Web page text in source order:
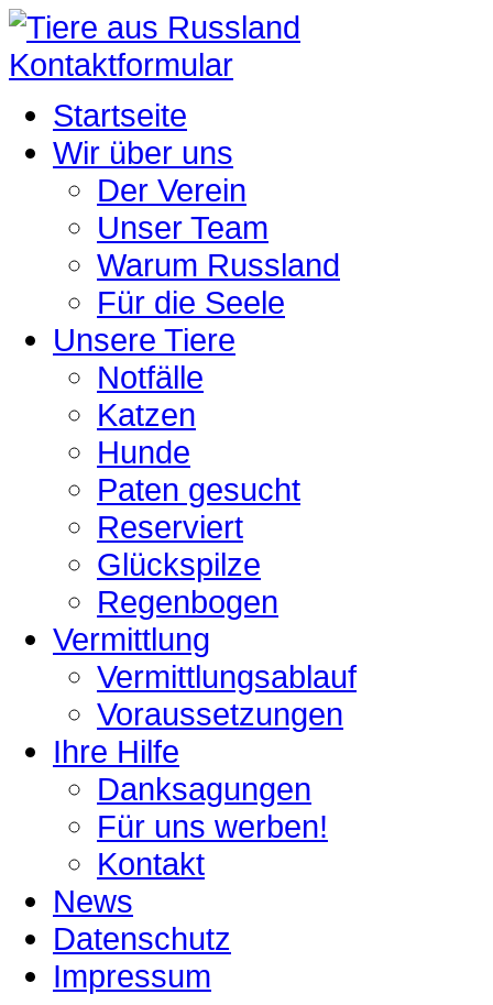
Kontaktformular
Startseite
Wir über uns
Der Verein
Unser Team
Warum Russland
Für die Seele
Unsere Tiere
Notfälle
Katzen
Hunde
Paten gesucht
Reserviert
Glückspilze
Regenbogen
Vermittlung
Vermittlungsablauf
Voraussetzungen
Ihre Hilfe
Danksagungen
Für uns werben!
Kontakt
News
Datenschutz
Impressum